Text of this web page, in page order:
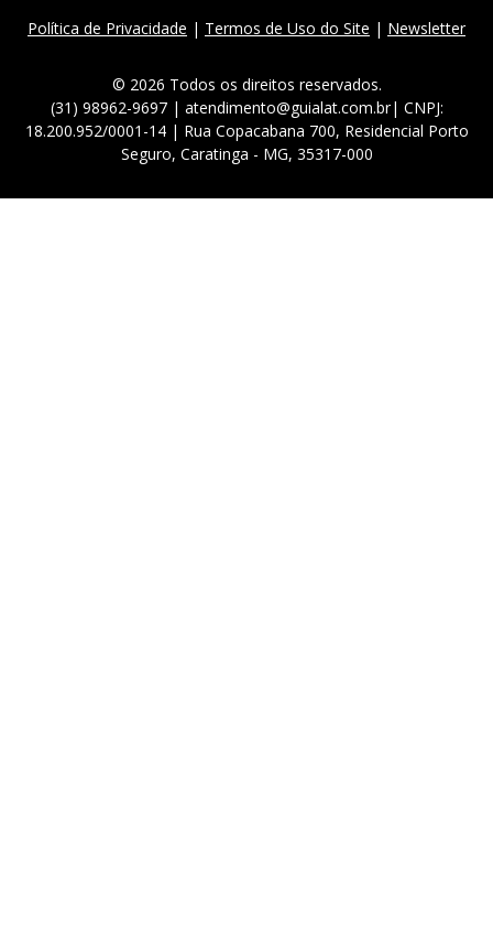
Política de Privacidade | Termos de Uso do Site | Newsletter
© 2026 Todos os direitos reservados.
(31) 98962-9697 | atendimento@guialat.com.br| CNPJ:
18.200.952/0001-14 | Rua Copacabana 700, Residencial Porto
Seguro, Caratinga - MG, 35317-000